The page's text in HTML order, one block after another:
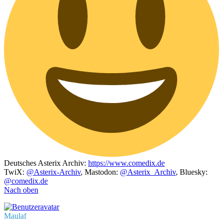
Deutsches Asterix Archiv: https://www.comedix.de
TwiX: @Asterix-Archiv, Mastodon: @Asterix_Archiv, Bluesky:
@comedix.de
Nach oben
Maulaf